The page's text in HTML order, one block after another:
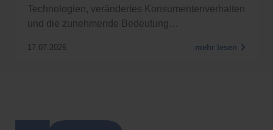
Technologien, verändertes Konsumentenverhalten
und die zunehmende Bedeutung…
17.07.2026 mehr lesen